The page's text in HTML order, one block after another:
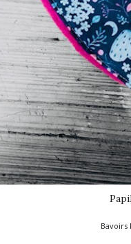
Bavoirs